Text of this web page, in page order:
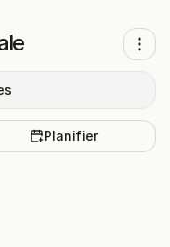
Planifier